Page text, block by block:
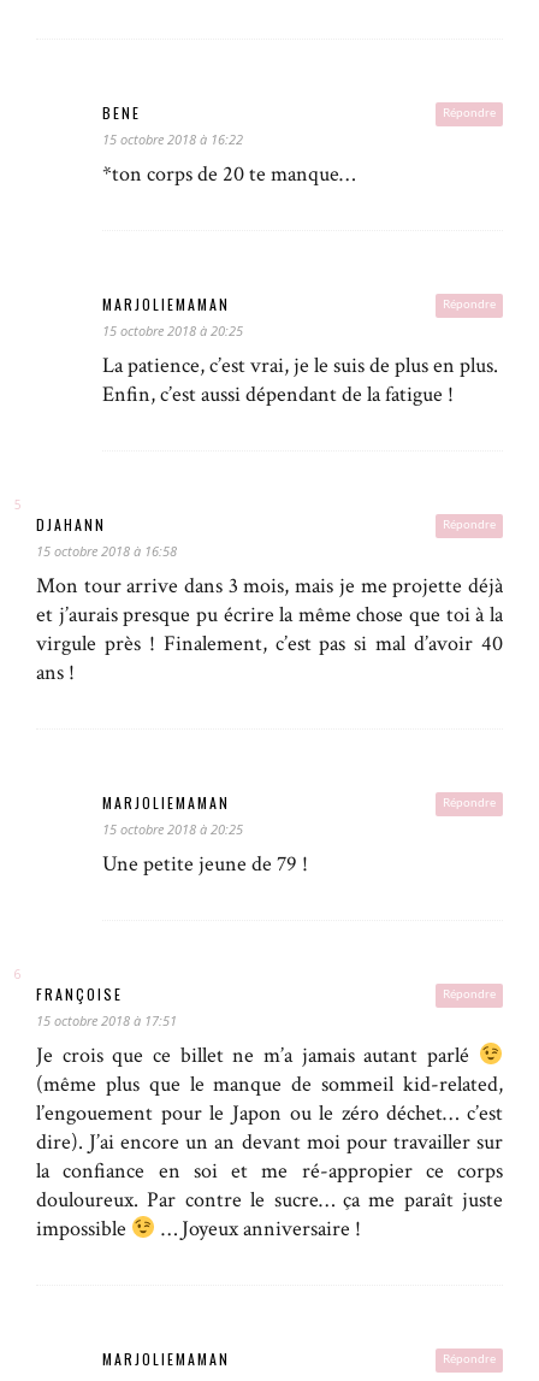
Répondre
BENE
15 octobre 2018 à 16:22
*ton corps de 20 te manque…
Répondre
MARJOLIEMAMAN
15 octobre 2018 à 20:25
La patience, c’est vrai, je le suis de plus en plus.
Enfin, c’est aussi dépendant de la fatigue !
Répondre
DJAHANN
15 octobre 2018 à 16:58
Mon tour arrive dans 3 mois, mais je me projette déjà
et j’aurais presque pu écrire la même chose que toi à la
virgule près ! Finalement, c’est pas si mal d’avoir 40
ans !
Répondre
MARJOLIEMAMAN
15 octobre 2018 à 20:25
Une petite jeune de 79 !
Répondre
FRANÇOISE
15 octobre 2018 à 17:51
Je crois que ce billet ne m’a jamais autant parlé
(même plus que le manque de sommeil kid-related,
l’engouement pour le Japon ou le zéro déchet… c’est
dire). J’ai encore un an devant moi pour travailler sur
la confiance en soi et me ré-appropier ce corps
douloureux. Par contre le sucre… ça me paraît juste
impossible
… Joyeux anniversaire !
Répondre
MARJOLIEMAMAN